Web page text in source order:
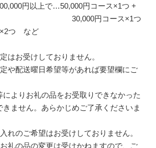
円以上で…50,000円コース×1つ +
円コース×1つ
×2つ など
はお受けしておりません。
や配送曜日希望等があれば要望欄にご
よりお礼の品をお受取りできなかった
ません。あらかじめご了承くださいま
れのご希望はお受けしておりません。
礼の品の変更は受けかねますので、ご